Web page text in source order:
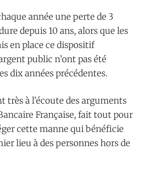
année une perte de 3
depuis 10 ans, alors que les
en place ce dispositif
public n’ont pas été
dix années précédentes.
très à l’écoute des arguments
Française, fait tout pour
cette manne qui bénéficie
lieu à des personnes hors de